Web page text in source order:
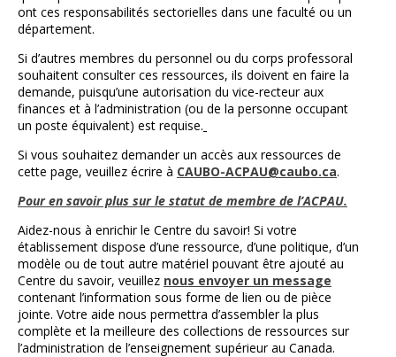
ont ces responsabilités sectorielles dans une faculté ou un
département.
Si d’autres membres du personnel ou du corps professoral
souhaitent consulter ces ressources, ils doivent en faire la
demande, puisqu’une autorisation du vice-recteur aux
finances et à l’administration (ou de la personne occupant
un poste équivalent) est requise.
Si vous souhaitez demander un accès aux ressources de
cette page, veuillez écrire à CAUBO-ACPAU@caubo.ca.
Pour en savoir plus sur le statut de membre de l’ACPAU.
Aidez-nous à enrichir le Centre du savoir! Si votre
établissement dispose d’une ressource, d’une politique, d’un
modèle ou de tout autre matériel pouvant être ajouté au
Centre du savoir, veuillez nous envoyer un message
contenant l’information sous forme de lien ou de pièce
jointe. Votre aide nous permettra d’assembler la plus
complète et la meilleure des collections de ressources sur
l’administration de l’enseignement supérieur au Canada.